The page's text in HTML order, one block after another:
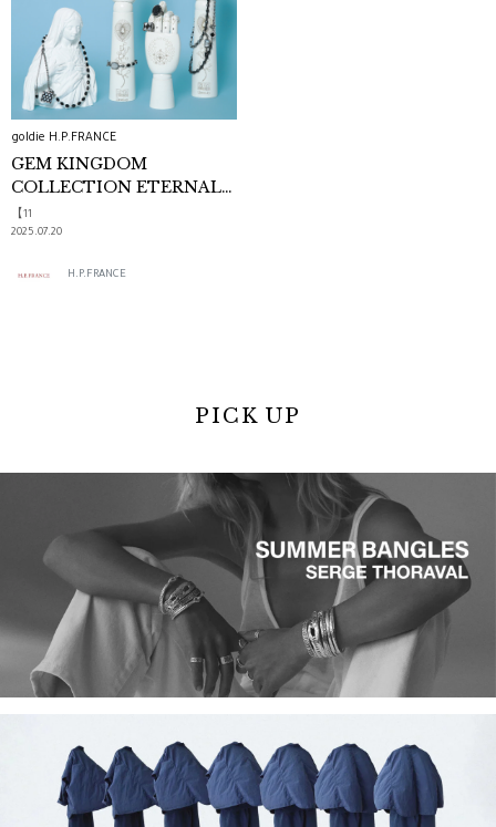
goldie H.P.FRANCE
GEM KINGDOM
COLLECTION ETERNAL
HARMONY
【11
2025.07.20
H.P.FRANCE
PICK UP